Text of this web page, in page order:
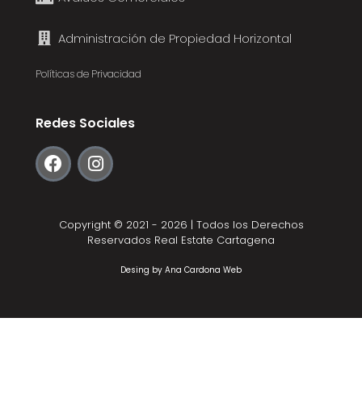
Administración de Propiedad Horizontal
Políticas de Privacidad
Redes Sociales
Copyright © 2021 - 2026 | Todos los Derechos
Reservados Real Estate Cartagena
Desing by Ana Cardona Web